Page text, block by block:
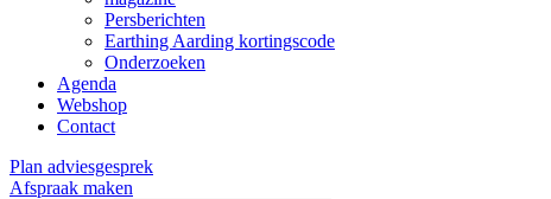
Persberichten
Earthing Aarding kortingscode
Onderzoeken
Agenda
Webshop
Contact
Plan adviesgesprek
Afspraak maken